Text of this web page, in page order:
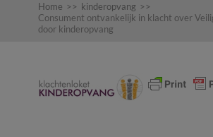
Home >> kinderopvang >>
Consument ontvankelijk in klacht over
door kinderopvang